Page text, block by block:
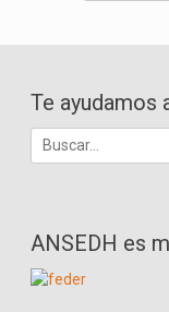
Te ayudamos
Buscar:
ANSEDH es